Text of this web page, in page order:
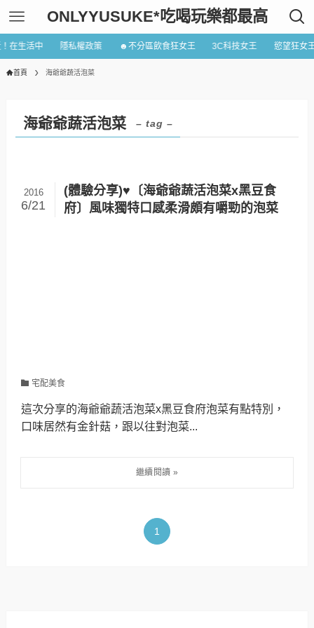
ONLYYUSUKE*吃喝玩樂都最高
在生活中 隱私權政策 ☻不分區飲食狂女王 3C科技女王 慾望狂女
首頁 海爺爺蔬活泡菜
海爺爺蔬活泡菜 – tag –
(體驗分享)♥〔海爺爺蔬活泡菜x黑豆食
府〕風味獨特口感柔滑頗有嚼勁的泡菜
2016
6/21
宅配美食
這次分享的海爺爺蔬活泡菜x黑豆食府泡菜有點特別，
口味居然有金針菇，跟以往對泡菜...
1